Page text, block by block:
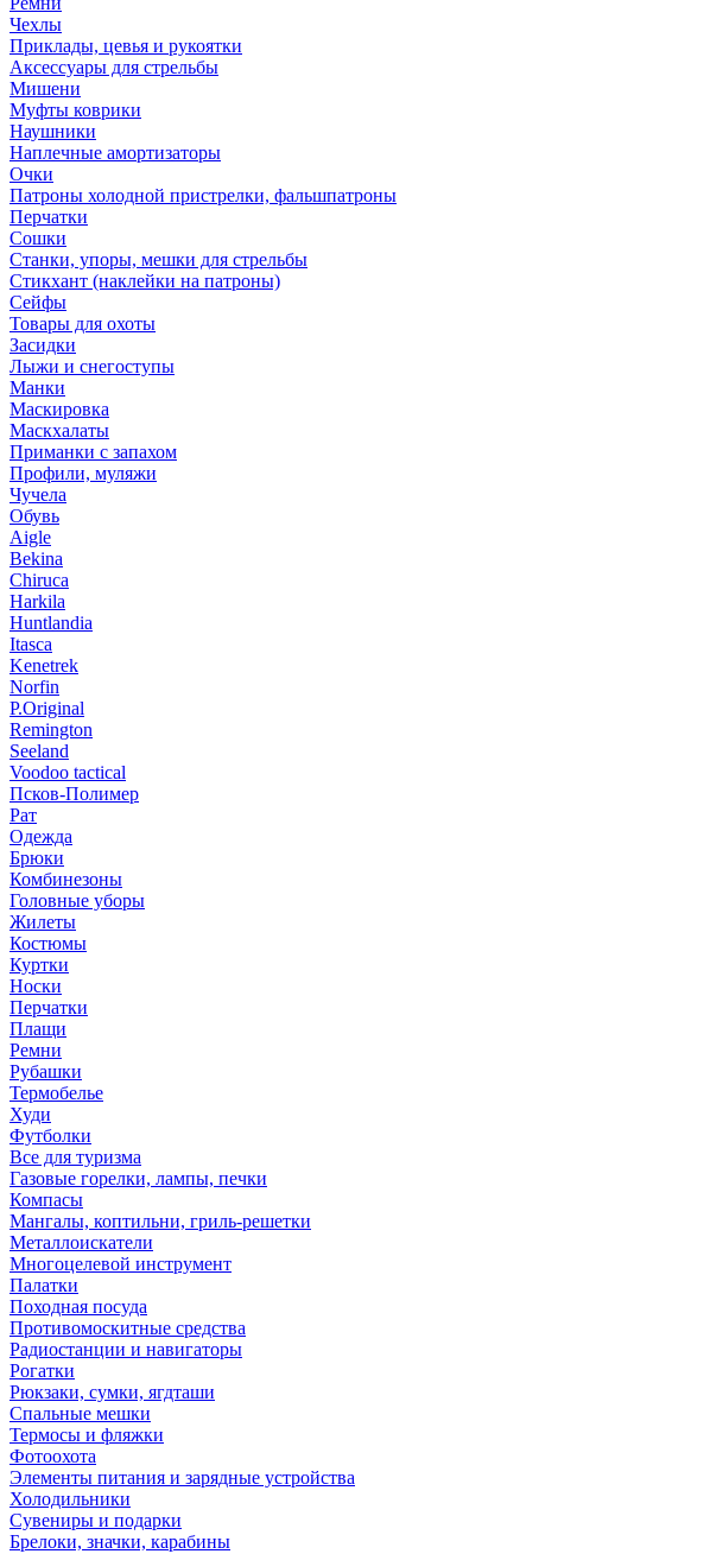
Чехлы
Приклады, цевья и рукоятки
Аксессуары для стрельбы
Мишени
Муфты коврики
Наушники
Наплечные амортизаторы
Очки
Патроны холодной пристрелки, фальшпатроны
Перчатки
Сошки
Станки, упоры, мешки для стрельбы
Стикхант (наклейки на патроны)
Сейфы
Товары для охоты
Засидки
Лыжи и снегоступы
Манки
Маскировка
Маскхалаты
Приманки с запахом
Профили, муляжи
Чучела
Обувь
Aigle
Bekina
Chiruсa
Harkila
Huntlandia
Itasca
Kenetrek
Norfin
P.Original
Remington
Seeland
Voodoo tactical
Псков-Полимер
Рат
Одежда
Брюки
Комбинезоны
Головные уборы
Жилеты
Костюмы
Куртки
Носки
Перчатки
Плащи
Ремни
Рубашки
Термобелье
Худи
Футболки
Все для туризма
Газовые горелки, лампы, печки
Компасы
Мангалы, коптильни, гриль-решетки
Металлоискатели
Многоцелевой инструмент
Палатки
Походная посуда
Противомоскитные средства
Радиостанции и навигаторы
Рогатки
Рюкзаки, сумки, ягдташи
Спальные мешки
Термосы и фляжки
Фотоохота
Элементы питания и зарядные устройства
Холодильники
Сувениры и подарки
Брелоки, значки, карабины